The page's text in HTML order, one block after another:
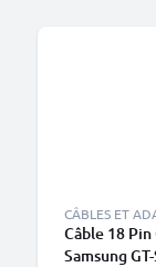
CÂBLES ET
Câble 18
Samsung